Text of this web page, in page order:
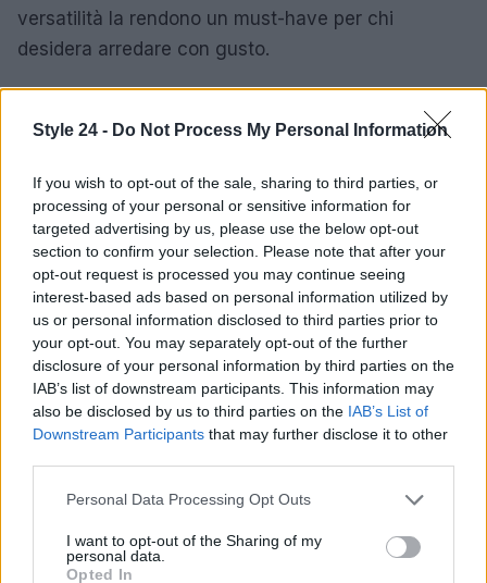
Style 24 - Do Not Process My Personal Information
If you wish to opt-out of the sale, sharing to third parties, or
processing of your personal or sensitive information for
targeted advertising by us, please use the below opt-out
section to confirm your selection. Please note that after your
opt-out request is processed you may continue seeing
interest-based ads based on personal information utilized by
us or personal information disclosed to third parties prior to
your opt-out. You may separately opt-out of the further
disclosure of your personal information by third parties on the
IAB’s list of downstream participants. This information may
also be disclosed by us to third parties on the IAB’s List of
Downstream Participants that may further disclose it to other
Please note that this website/app uses one or more Google
not limited to your visit or usage behaviour. You may click to
grant or deny consent to Google and its third-party tags to
Personal Data Processing Opt Outs
I want to opt-out of the Sharing of my
personal data.
Opted In
versatilità la rendono un must-have per chi
desidera arredare con gusto.
minimalista, scandinavo o industriale, le madie
chi cerca un mobile che unisca eleganza e
praticità. Non perdere l’occasione di scoprire
queste meraviglie del design italiano e trasforma i
tuoi spazi con un tocco di classe!
AUTORE
Staff